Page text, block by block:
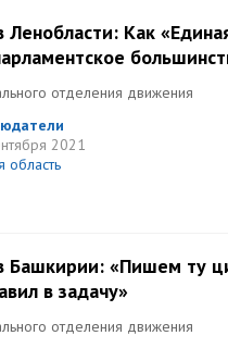
Как
отделения движения
2021
область
Башкирии: «Пишем ту
в задачу»
отделения движения